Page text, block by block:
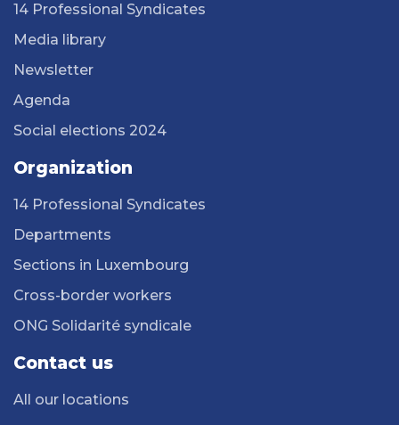
14 Professional Syndicates
Media library
Newsletter
Agenda
Social elections 2024
Organization
14 Professional Syndicates
Departments
Sections in Luxembourg
Cross-border workers
ONG Solidarité syndicale
Contact us
All our locations